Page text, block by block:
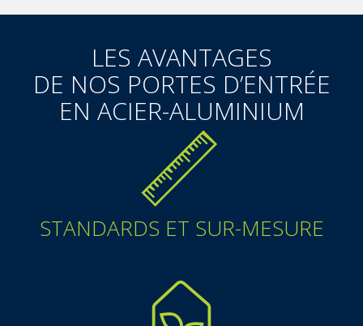
LES AVANTAGES
DE NOS PORTES D’ENTRÉE
EN ACIER-ALUMINIUM
STANDARDS ET SUR-MESURE